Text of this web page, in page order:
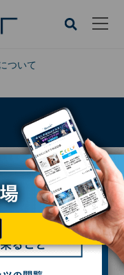
ついて
のソフト機能を強化
を完了、ビジョ